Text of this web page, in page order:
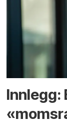
Innlegg: